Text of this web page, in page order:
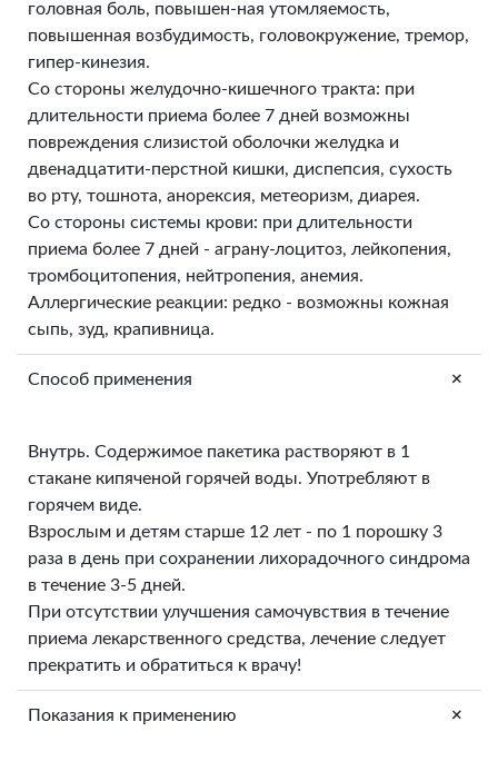
головная боль, повышен-ная утомляемость,
повышенная возбудимость, головокружение, тремор,
гипер-кинезия.
Со стороны желудочно-кишечного тракта: при
длительности приема более 7 дней возможны
повреждения слизистой оболочки желудка и
двенадцатити-перстной кишки, диспепсия, сухость
во рту, тошнота, анорексия, метеоризм, диарея.
Со стороны системы крови: при длительности
приема более 7 дней - аграну-лоцитоз, лейкопения,
тромбоцитопения, нейтропения, анемия.
Аллергические реакции: редко - возможны кожная
сыпь, зуд, крапивница.
Способ применения +
Внутрь. Содержимое пакетика растворяют в 1
стакане кипяченой горячей воды. Употребляют в
горячем виде.
Взрослым и детям старше 12 лет - по 1 порошку 3
раза в день при сохранении лихорадочного синдрома
в течение 3-5 дней.
При отсутствии улучшения самочувствия в течение
приема лекарственного средства, лечение следует
прекратить и обратиться к врачу!
Показания к применению +